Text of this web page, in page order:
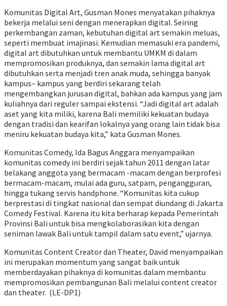
Komunitas Digital Art, Gusman Mones menyatakan pihaknya
bekerja melalui seni dengan menerapkan digital. Seiring
perkembangan zaman, kebutuhan digital art semakin meluas,
seperti membuat imajinasi. Kemudian memasuki era pandemi,
digital art dibutuhkan untuk membantu UMKM di dalam
mempromosikan produknya, dan semakin lama digital art
dibutuhkan serta menjadi tren anak muda, sehingga banyak
kampus– kampus yang berdiri sekarang telah
mengembangkan jurusan digital, bahkan ada kampus yang jam
kuliahnya dari reguler sampai ekstensi. “Jadi digital art adalah
aset yang kita miliki, karena Bali memiliki kekuatan budaya
dengan tradisi dan kearifan lokalnya yang orang lain tidak bisa
meniru kekuatan budaya kita,” kata Gusman Mones.
Komunitas Comedy, Ida Bagus Anggara menyampaikan
komunitas comedy ini berdiri sejak tahun 2011 dengan latar
belakang anggota yang bermacam -macam dengan berprofesi
bermacam-macam, mulai ada guru, satpam, pengangguran,
hingga tukang servis handphone. “Komunitas kita cukup
berprestasi di tingkat nasional dan sempat diundang di Jakarta
Comedy Festival. Karena itu kita berharap kepada Pemerintah
Provinsi Bali untuk bisa mengkolaborasikan kita dengan
seniman lawak Bali untuk tampil dalam satu event,” ujarnya.
Komunitas Content Creator dan Theater, David menyampaikan
ini merupakan momentum yang sangat baik untuk
memberdayakan pihaknya di komunitas dalam membantu
mempromosikan pembangunan Bali melalui content creator
dan theater. (LE-DP1)